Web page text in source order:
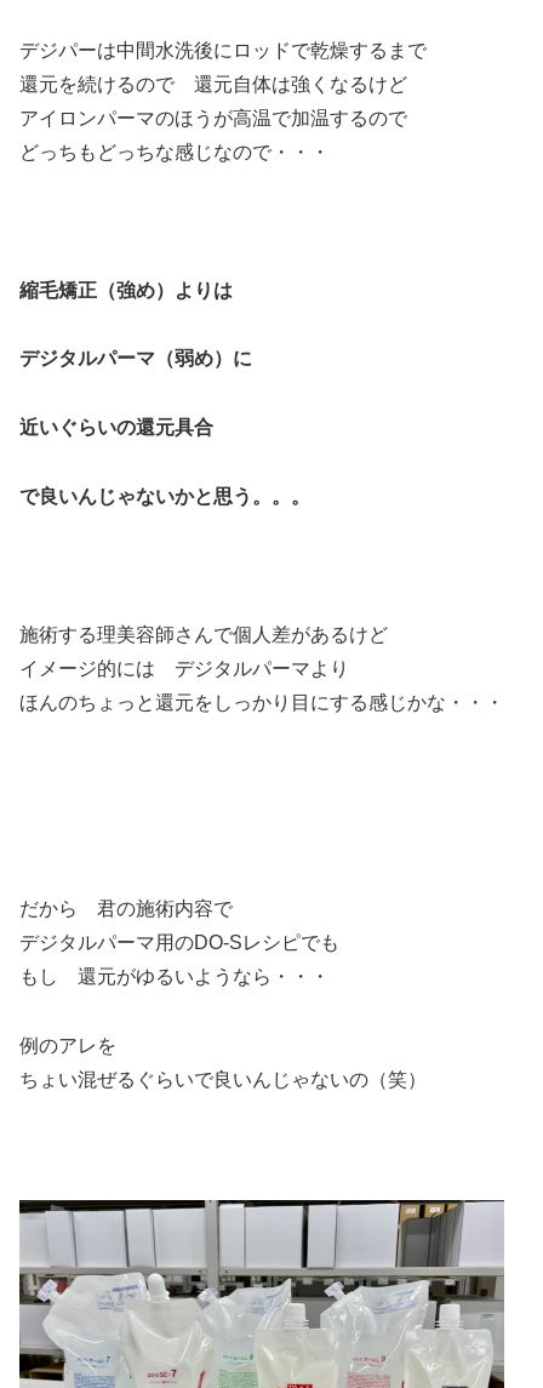
デジパーは中間水洗後にロッドで乾燥するまで
還元を続けるので 還元自体は強くなるけど
アイロンパーマのほうが高温で加温するので
どっちもどっちな感じなので・・・
縮毛矯正（強め）よりは
デジタルパーマ（弱め）に
近いぐらいの還元具合
で良いんじゃないかと思う。。。
施術する理美容師さんで個人差があるけど
イメージ的には デジタルパーマより
ほんのちょっと還元をしっかり目にする感じかな・・・
だから 君の施術内容で
デジタルパーマ用のDO-Sレシピでも
もし 還元がゆるいようなら・・・
例のアレを
ちょい混ぜるぐらいで良いんじゃないの（笑）